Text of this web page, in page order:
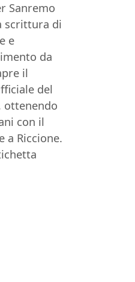
Sanremo
scrittura di
e
da
il
del
ottenendo
con il
a Riccione.